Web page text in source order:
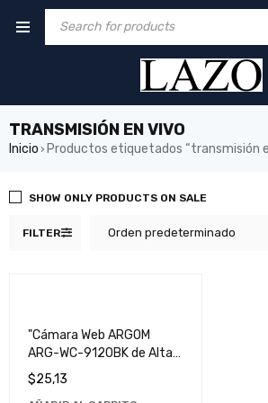
TRANSMISIÓN EN VIVO
Inicio › Productos etiquetados “transmisión
FILTER Orden predeterminado
SHOW ONLY PRODUCTS ON SALE
"Cámara Web ARGOM
ARG-WC-9120BK de Alta
Definición para
Videoconferencias y
$25,13